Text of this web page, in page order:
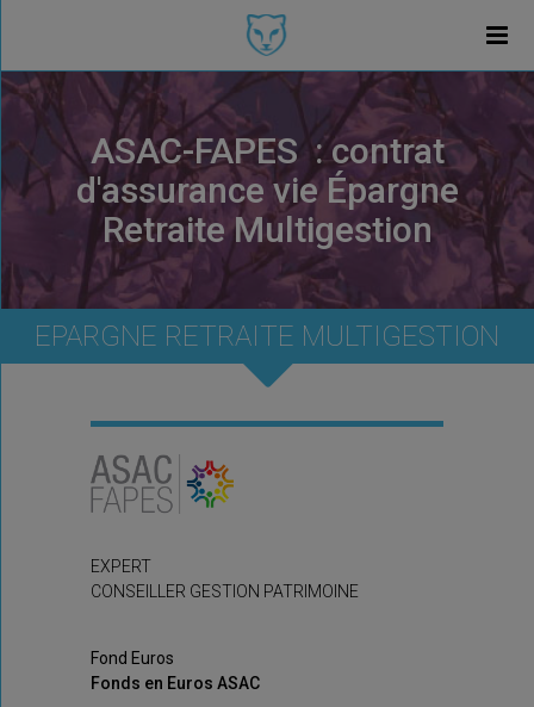
ASAC-FAPES : contrat
d'assurance vie Épargne
Retraite Multigestion
EPARGNE RETRAITE MULTIGESTION
EXPERT
CONSEILLER GESTION PATRIMOINE
Fond Euros
Fonds en Euros ASAC